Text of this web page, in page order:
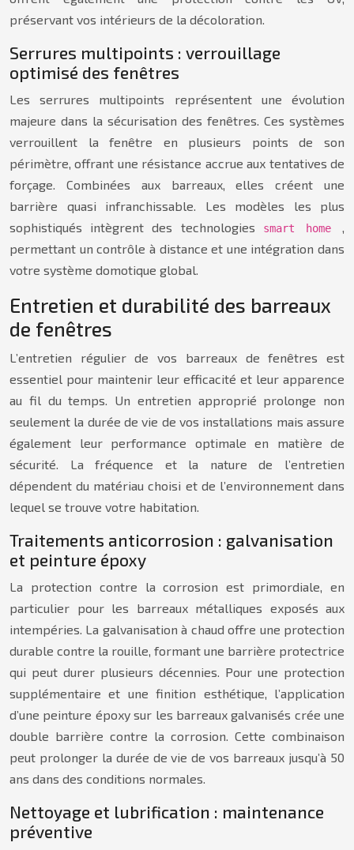
préservant vos intérieurs de la décoloration.
Serrures multipoints : verrouillage
optimisé des fenêtres
Les serrures multipoints représentent une évolution
majeure dans la sécurisation des fenêtres. Ces systèmes
verrouillent la fenêtre en plusieurs points de son
périmètre, offrant une résistance accrue aux tentatives de
forçage. Combinées aux barreaux, elles créent une
barrière quasi infranchissable. Les modèles les plus
sophistiqués intègrent des technologies
smart home,
permettant un contrôle à distance et une intégration dans
votre système domotique global.
Entretien et durabilité des barreaux
de fenêtres
L’entretien régulier de vos barreaux de fenêtres est
essentiel pour maintenir leur efficacité et leur apparence
au fil du temps. Un entretien approprié prolonge non
seulement la durée de vie de vos installations mais assure
également leur performance optimale en matière de
sécurité. La fréquence et la nature de l’entretien
dépendent du matériau choisi et de l’environnement dans
lequel se trouve votre habitation.
Traitements anticorrosion : galvanisation
et peinture époxy
La protection contre la corrosion est primordiale, en
particulier pour les barreaux métalliques exposés aux
intempéries. La galvanisation à chaud offre une protection
durable contre la rouille, formant une barrière protectrice
qui peut durer plusieurs décennies. Pour une protection
supplémentaire et une finition esthétique, l’application
d’une peinture époxy sur les barreaux galvanisés crée une
double barrière contre la corrosion. Cette combinaison
peut prolonger la durée de vie de vos barreaux jusqu’à 50
ans dans des conditions normales.
Nettoyage et lubrification : maintenance
préventive